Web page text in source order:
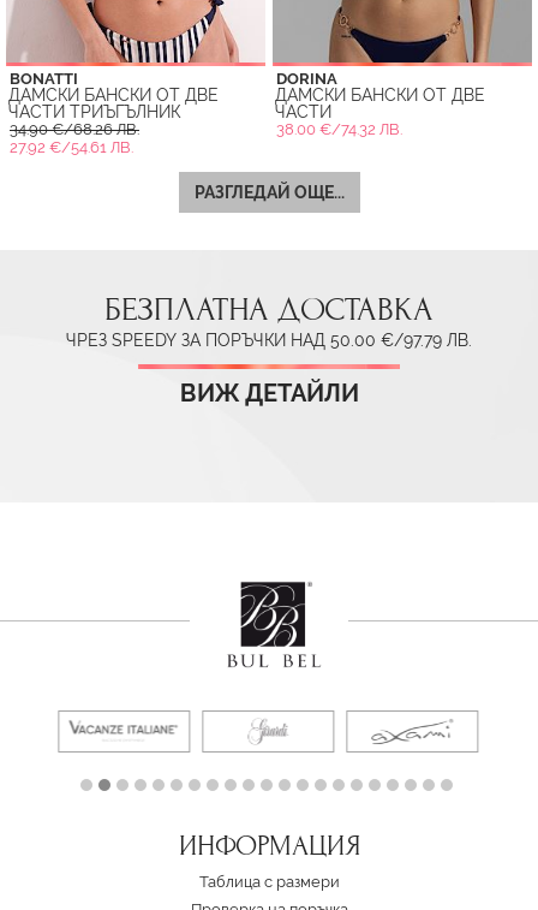
BONATTI
ДАМСКИ БАНСКИ ОТ ДВЕ
ЧАСТИ ТРИЪГЪЛНИК
34.90 €/68.26 ЛВ.
27.92 €/54.61 ЛВ.
DORINA
ДАМСКИ БАНСКИ ОТ ДВЕ
ЧАСТИ
38.00 €/74.32 ЛВ.
РАЗГЛЕДАЙ ОЩЕ...
БЕЗПЛАТНА ДОСТАВКА
ЧРЕЗ SPEEDY ЗА ПОРЪЧКИ НАД 50.00 €/97.79 ЛВ.
ВИЖ ДЕТАЙЛИ
ИНФОРМАЦИЯ
Таблица с размери